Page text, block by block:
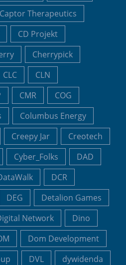
Captor Therapeutics
CD Projekt
Cherrypick
CLC
CLN
CMR
COG
Columbus Energy
Creepy Jar
Creotech
Cyber_Folks
DAD
DCR
DEG
Detalion Games
Network
Dino
Dom Development
DVL
dywidenda